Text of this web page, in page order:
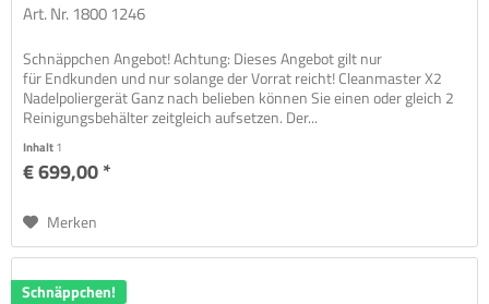
Art. Nr. 1800 1246
Schnäppchen Angebot! Achtung: Dieses Angebot gilt nur
für Endkunden und nur solange der Vorrat reicht! Cleanmaster X2
Nadelpoliergerät Ganz nach belieben können Sie einen oder gleich 2
Reinigungsbehälter zeitgleich aufsetzen. Der...
Inhalt1
€ 699,00 *
Merken
Schnäppchen!